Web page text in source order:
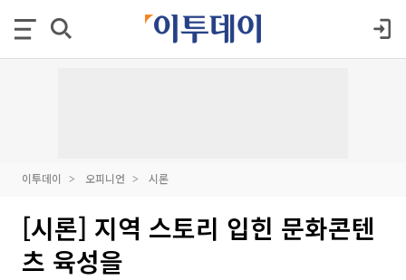
이투데이 오피니언 시론
[시론] 지역 스토리 입힌 문화콘텐
츠 육성을